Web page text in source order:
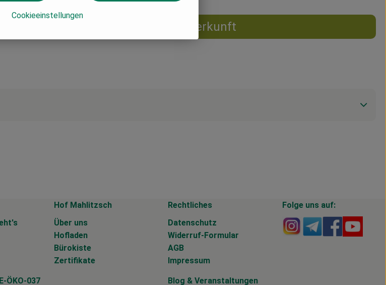
Herkunft
Hof Mahlitzsch
Über uns
Hofladen
Bürokiste
Zertifikate
Rechtliches
Datenschutz
Widerruf-Formular
AGB
Impressum
Folge uns auf:
Externer Link zu
Externer Link
Externer
ÖKO-037 Blog & Veranstaltungen
Cookieeinstellungen